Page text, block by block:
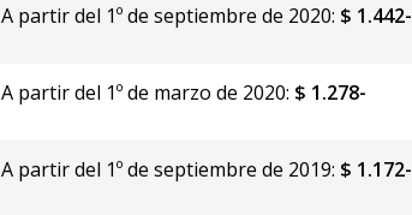
A partir del 1º de septiembre de 2020: $ 1.442-
A partir del 1º de marzo de 2020: $ 1.278-
A partir del 1º de septiembre de 2019: $ 1.172-